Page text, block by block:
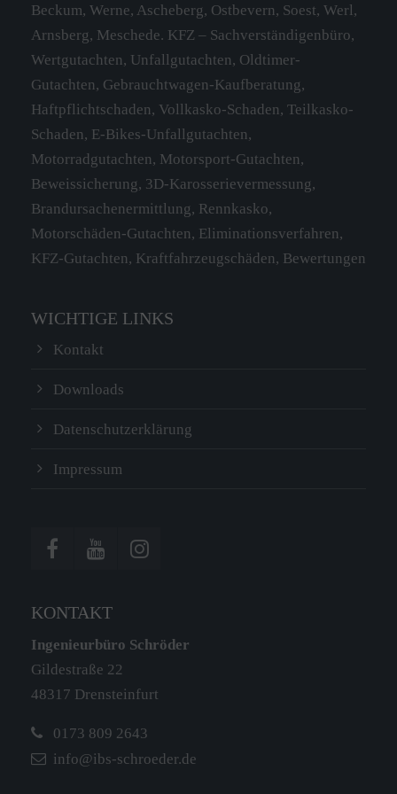
Have any questions?
+44 1234 567 890
Drop us a line
info@yourdomain.com
SOCIAL MEDIA
Lorem ipsum dolor sit amet, consectetuer
adipiscing elit.
Aenean commodo ligula eget dolor. Aenean
dis parturient montes, nascetur ridiculus mus.
Beckum, Werne, Ascheberg, Ostbevern, Soest, Werl,
Arnsberg, Meschede. KFZ – Sachverständigenbüro,
Wertgutachten, Unfallgutachten, Oldtimer-
Gutachten, Gebrauchtwagen-Kaufberatung,
Haftpflichtschaden, Vollkasko-Schaden, Teilkasko-
Schaden, E-Bikes-Unfallgutachten,
Motorradgutachten, Motorsport-Gutachten,
Beweissicherung, 3D-Karosserievermessung,
Brandursachenermittlung, Rennkasko,
Motorschäden-Gutachten, Eliminationsverfahren,
KFZ-Gutachten, Kraftfahrzeugschäden, Bewertungen
WICHTIGE LINKS
Kontakt
Downloads
Datenschutzerklärung
Impressum
KONTAKT
Ingenieurbüro Schröder
Gildestraße 22
48317 Drensteinfurt
0173 809 2643
info@ibs-schroeder.de